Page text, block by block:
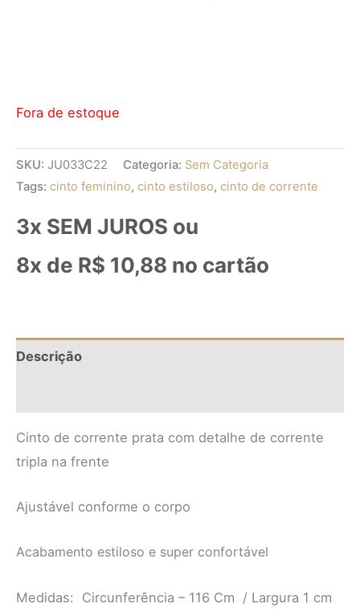
Fora de estoque
SKU: JU033C22 Categoria: Sem Categoria
Tags: cinto feminino, cinto estiloso, cinto de corrente
3x SEM JUROS ou
8x de R$ 10,88 no cartão
Descrição
Cinto de corrente prata com detalhe de corrente
tripla na frente
Ajustável conforme o corpo
Acabamento estiloso e super confortável
Medidas: Circunferência – 116 Cm / Largura 1 cm